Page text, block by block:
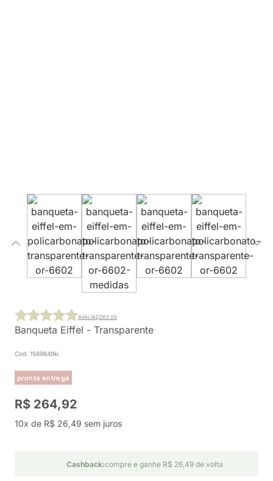
Banqueta Eiffel - Transparente
Cod. 1569848ki
pronta entrega
AVALIAÇÕES (0)
R$ 264,92
10x de R$ 26,49 sem juros
Cashback:compre e ganhe R$ 26,49 de volta